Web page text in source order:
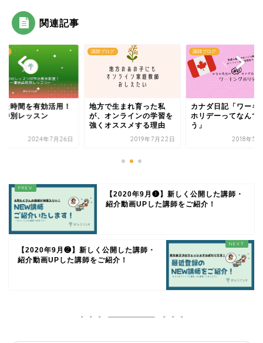
関連記事
た時間を有効活用！
特別レッスン
2024年7月26日
講師ブログ
地方で生まれ育った私
が、オンラインの学習を
強くオススメする理由
2019年7月22日
講師ブログ
カナダ日記「ワーキ
ホリデーってなんで
う」
2018年5
【2020年9月❶】新しく公開した講師・
紹介動画UPした講師をご紹介！
【2020年9月❷】新しく公開した講師・
紹介動画UPした講師をご紹介！